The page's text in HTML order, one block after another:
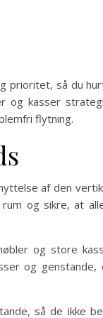
prioritet, så du
kasser
flytning.
af den
og sikre, at
og store
og
så de ikke